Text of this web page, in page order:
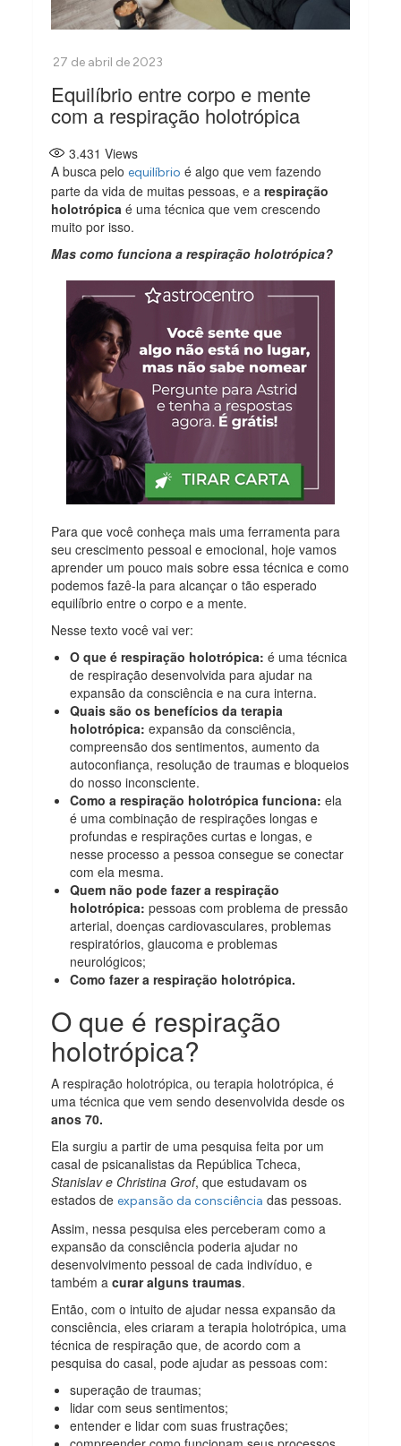
Equilíbrio entre corpo e mente
com a respiração holotrópica
3.431 Views
A busca peloequilíbrio é algo que vem fazendo
parte da vida de muitas pessoas, e arespiração
holotrópica é uma técnica que vem crescendo
muito por isso.
Mas como funciona a respiração holotrópica?
Para que você conheça mais uma ferramenta para
seu crescimento pessoal e emocional, hoje vamos
aprender um pouco mais sobre essa técnica e como
podemos fazê-la para alcançar o tão esperado
equilíbrio entre o corpo e a mente.
Nesse texto você vai ver:
O que é respiração holotrópica: é uma técnica
de respiração desenvolvida para ajudar na
expansão da consciência e na cura interna.
Quais são os benefícios da terapia
holotrópica: expansão da consciência,
compreensão dos sentimentos, aumento da
autoconfiança, resolução de traumas e bloqueios
do nosso inconsciente.
Como a respiração holotrópica funciona: ela
é uma combinação de respirações longas e
profundas e respirações curtas e longas, e
nesse processo a pessoa consegue se conectar
com ela mesma.
Quem não pode fazer a respiração
holotrópica:pessoas com problema de pressão
arterial, doenças cardiovasculares, problemas
respiratórios, glaucoma e problemas
neurológicos;
Como fazer a respiração holotrópica.
O que é respiração
holotrópica?
A respiração holotrópica, ou terapia holotrópica, é
uma técnica que vem sendo desenvolvida desde os
anos 70.
Ela surgiu a partir de uma pesquisa feita por um
casal de psicanalistas da República Tcheca,
Stanislav e Christina Grof, que estudavam os
estados deexpansão da consciência das pessoas.
Assim, nessa pesquisa eles perceberam como a
expansão da consciência poderia ajudar no
desenvolvimento pessoal de cada indivíduo, e
também acurar alguns traumas.
Então, com o intuito de ajudar nessa expansão da
consciência, eles criaram a terapia holotrópica, uma
técnica de respiração que, de acordo com a
pesquisa do casal, pode ajudar as pessoas com:
superação de traumas;
lidar com seus sentimentos;
entender e lidar com suas frustrações;